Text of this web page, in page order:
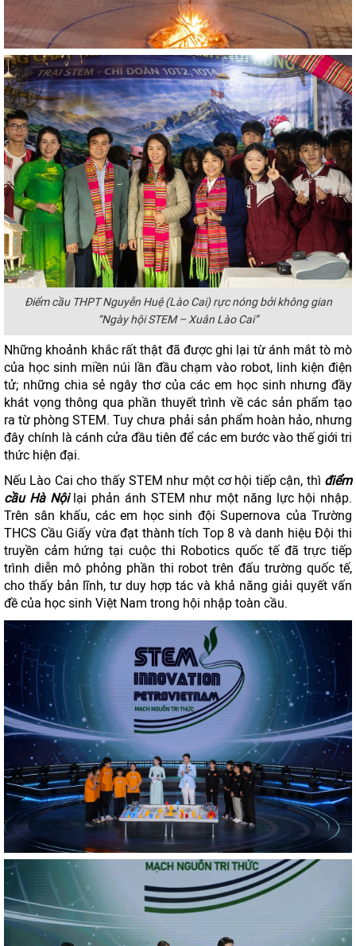
Điểm cầu THPT Nguyễn Huệ (Lào Cai) rực nóng bởi không gian
“Ngày hội STEM – Xuân Lào Cai”
Những khoảnh khắc rất thật đã được ghi lại từ ánh mắt tò mò
của học sinh miền núi lần đầu chạm vào robot, linh kiện điện
tử; những chia sẻ ngây thơ của các em học sinh nhưng đầy
khát vọng thông qua phần thuyết trình về các sản phẩm tạo
ra từ phòng STEM. Tuy chưa phải sản phẩm hoàn hảo, nhưng
đây chính là cánh cửa đầu tiên để các em bước vào thế giới tri
thức hiện đại.
Nếu Lào Cai cho thấy STEM như một cơ hội tiếp cận, thì điểm
cầu Hà Nộilại phản ánh STEM như một năng lực hội nhập.
Trên sân khấu, các em học sinh đội Supernova của Trường
THCS Cầu Giấy vừa đạt thành tích Top 8 và danh hiệu Đội thi
truyền cảm hứng tại cuộc thi Robotics quốc tế đã trực tiếp
trình diễn mô phỏng phần thi robot trên đấu trường quốc tế,
cho thấy bản lĩnh, tư duy hợp tác và khả năng giải quyết vấn
đề của học sinh Việt Nam trong hội nhập toàn cầu.